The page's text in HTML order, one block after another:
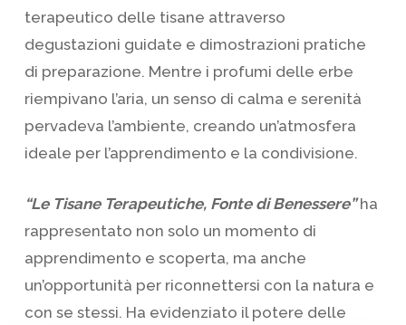
terapeutico delle tisane attraverso
degustazioni guidate e dimostrazioni pratiche
di preparazione. Mentre i profumi delle erbe
riempivano l’aria, un senso di calma e serenità
pervadeva l’ambiente, creando un’atmosfera
ideale per l’apprendimento e la condivisione.
“Le Tisane Terapeutiche, Fonte di Benessere”ha
rappresentato non solo un momento di
apprendimento e scoperta, ma anche
un’opportunità per riconnettersi con la natura e
con se stessi. Ha evidenziato il potere delle